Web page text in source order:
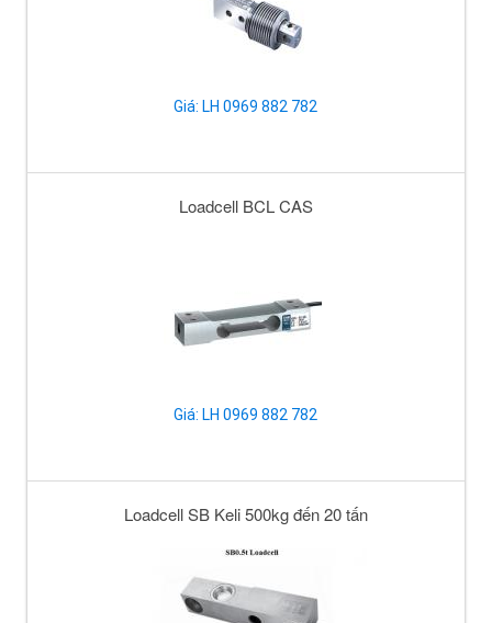
Giá: LH 0969 882 782
Loadcell BCL CAS
Giá: LH 0969 882 782
Loadcell SB Keli 500kg đến 20 tấn